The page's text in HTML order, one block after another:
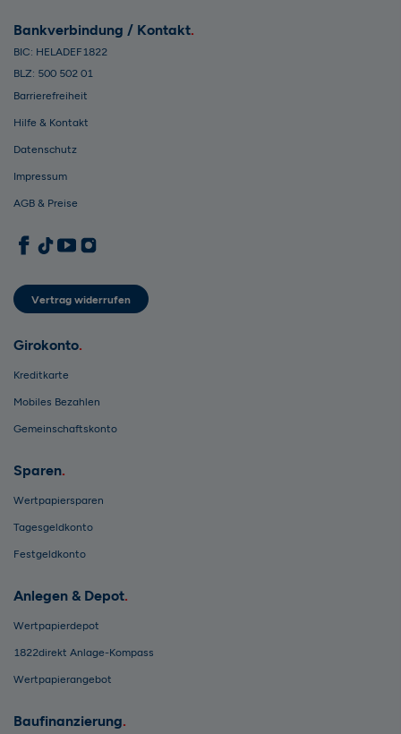
Bankverbindung / Kontakt
BIC: HELADEF1822
BLZ: 500 502 01
Barrierefreiheit
Hilfe & Kontakt
Datenschutz
Impressum
AGB & Preise
1822direkt auf Facebook
1822direkt auf TikTok
1822direkt auf YouTube
1822direkt auf Instagram
Vertrag widerrufen
Girokonto
Kreditkarte
Mobiles Bezahlen
Gemeinschaftskonto
Sparen
Wertpapiersparen
Tagesgeldkonto
Festgeldkonto
Anlegen & Depot
Wertpapierdepot
1822direkt Anlage-Kompass
Wertpapierangebot
Baufinanzierung